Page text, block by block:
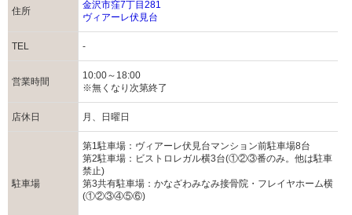
住所
金沢市窪7丁目281
ヴィアーレ伏見台
TEL -
営業時間
10:00～18:00
※無くなり次第終了
店休日 月、日曜日
駐車場
第1駐車場：ヴィアーレ伏見台マンション前駐車場8台
第2駐車場：ビストロレガル横3台(①②③番のみ。他は駐車
禁止)
第3共有駐車場：かなざわみなみ接骨院・フレイヤホーム横
(①②③④⑤⑥)